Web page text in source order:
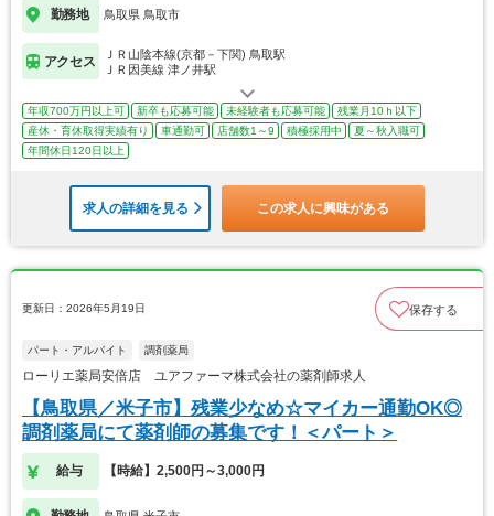
勤務地 鳥取県 鳥取市
アクセス
ＪＲ山陰本線(京都－下関) 鳥取駅
ＪＲ因美線 津ノ井駅
年収700万円以上可 新卒も応募可能 未経験者も応募可能
残業月10ｈ以下
産休・育休取得実績有り
車通勤可 店舗数1～9 積極採用中
夏～秋入職可
年間休日120日以上
求人の詳細を見る この求人に興味がある
更新日：2026年5月19日 保存する
パート・アルバイト 調剤薬局
ローリエ薬局安倍店 ユアファーマ株式会社の薬剤師求人
【鳥取県／米子市】残業少なめ☆マイカー通勤OK◎
調剤薬局にて薬剤師の募集です！＜パート＞
給与 【時給】2,500円～3,000円